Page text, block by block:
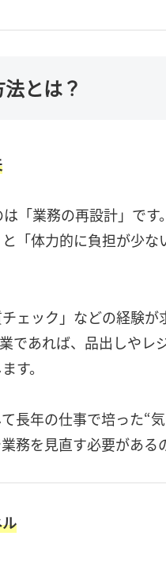
とは？
「業務の再設計」で
「体力的に負担が少な
ェック」などの経験が
であれば、品出しやレ
す。
長年の仕事で培った“
務を見直す必要がある